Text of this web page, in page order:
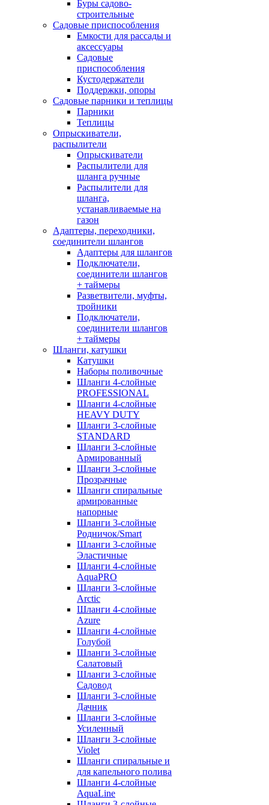
Буры садово-
строительные
Садовые приспособления
Емкости для рассады и
аксессуары
Садовые
приспособления
Кустодержатели
Поддержки, опоры
Садовые парники и теплицы
Парники
Теплицы
Опрыскиватели,
распылители
Опрыскиватели
Распылители для
шланга ручные
Распылители для
шланга,
устанавливаемые на
газон
Адаптеры, переходники,
соединители шлангов
Адаптеры для шлангов
Подключатели,
соединители шлангов
+ таймеры
Разветвители, муфты,
тройники
Подключатели,
соединители шлангов
+ таймеры
Шланги, катушки
Катушки
Наборы поливочные
Шланги 4-слойные
PROFESSIONAL
Шланги 4-слойные
HEAVY DUTY
Шланги 3-слойные
STANDARD
Шланги 3-слойные
Армированный
Шланги 3-слойные
Прозрачные
Шланги спиральные
армированные
напорные
Шланги 3-слойные
Родничок/Smart
Шланги 3-слойные
Эластичные
Шланги 4-слойные
AquaPRO
Шланги 3-слойные
Arctic
Шланги 4-слойные
Azure
Шланги 4-слойные
Голубой
Шланги 3-слойные
Салатовый
Шланги 3-слойные
Садовод
Шланги 3-слойные
Дачник
Шланги 3-слойные
Усиленный
Шланги 3-слойные
Violet
Шланги спиральные и
для капельного полива
Шланги 4-слойные
AquaLine